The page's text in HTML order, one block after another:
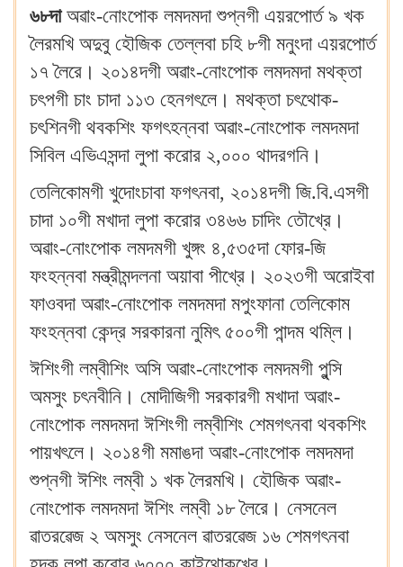
৬৮দা অৱাং-নোংপোক লমদমদা শুপ্নগী এয়রপোর্ত ৯ খক
লৈরমখি অদুবু হৌজিক তেল্লবা চহি ৮গী মনুংদা এয়রপোর্ত
১৭ লৈরে। ২০১৪দগী অৱাং-নোংপোক লমদমদা মথক্তা
চৎপগী চাং চাদা ১১৩ হেনগৎলে। মথক্তা চৎথোক-
চৎশিনগী থবকশিং ফগৎহন্নবা অৱাং-নোংপোক লমদমদা
সিবিল এভিএসন্দা লুপা করোর ২,০০০ থাদরগনি।
তেলিকোমগী খুদোংচাবা ফগৎনবা, ২০১৪দগী জি.বি.এসগী
চাদা ১০গী মখাদা লুপা করোর ৩৪৬৬ চাদিং তৌখ্রে।
অৱাং-নোংপোক লমদমগী খুঙ্গং ৪,৫৩৫দা ফোর-জি
ফংহন্নবা মন্ত্রীমন্দলনা অয়াবা পীখ্রে। ২০২৩গী অরোইবা
ফাওবদা অৱাং-নোংপোক লমদমদা মপুংফানা তেলিকোম
ফংহন্নবা কেন্দ্র সরকারনা নুমিৎ ৫০০গী পান্দম থম্লি।
ঈশিংগী লম্বীশিং অসি অৱাং-নোংপোক লমদমগী পুন্সি
অমসুং চৎনবীনি। মোদীজিগী সরকারগী মখাদা অৱাং-
নোংপোক লমদমদা ঈশিংগী লম্বীশিং শেমগৎনবা থবকশিং
পায়খৎলে। ২০১৪গী মমাঙদা অৱাং-নোংপোক লমদমদা
শুপ্নগী ঈশিং লম্বী ১ খক লৈরমখি। হৌজিক অৱাং-
নোংপোক লমদমদা ঈশিং লম্বী ১৮ লৈরে। নেসনেল
ৱাতরৱেজ ২ অমসুং নেসনেল ৱাতরৱেজ ১৬ শেমগৎনবা